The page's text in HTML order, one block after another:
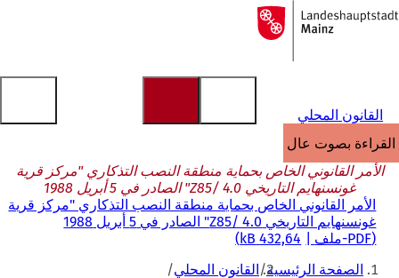
الانتقال إلى المحتوى
إلى
الصفحة
القانون المحلي
القراءة بصوت عالٍ
الأمر القانوني الخاص بحماية منطقة النصب التذكاري "مركز قرية
غونسنهايم التاريخي Z85/ 4.0" الصادر في 5 أبريل 1988
الأمر القانوني الخاص بحماية منطقة النصب التذكاري "مركز قرية
غونسنهايم التاريخي Z85/ 4.0" الصادر في 5 أبريل 1988
PDF-ملف 432,64 kB
أنت الصفحة الرئيسية القانون المحلي